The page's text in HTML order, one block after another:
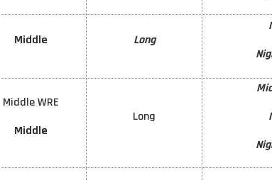
Middle Long
Middle WRE
Middle
Long